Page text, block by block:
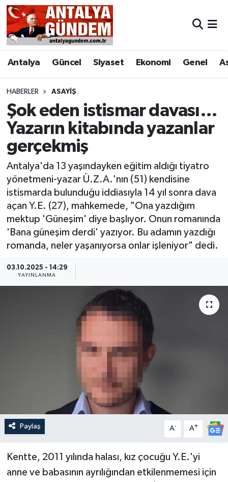
Antalya Güncel Siyaset Ekonomi Genel
HABERLER ASAYIŞ
Şok eden istismar davası…
Yazarın kitabında yazanlar
gerçekmiş
Antalya'da 13 yaşındayken eğitim aldığı tiyatro
yönetmeni-yazar Ü.Z.A.'nın (51) kendisine
istismarda bulunduğu iddiasıyla 14 yıl sonra dava
açan Y.E. (27), mahkemede, "Ona yazdığım
mektup 'Güneşim' diye başlıyor. Onun romanında
'Bana güneşim derdi' yazıyor. Bu adamın yazdığı
romanda, neler yaşanıyorsa onlar işleniyor" dedi.
03.10.2025 - 14:29
YAYINLANMA
Paylaş A- A+
Kentte, 2011 yılında halası, kız çocuğu Y.E.'yi
anne ve babasının ayrılığından etkilenmemesi için
Antalya
Asayiş
Bilim & Teknoloji
Bölge
EĞİTİM
Ekonomi
Genel
Görüntülü Haber
Güncel
Kültür & Sanat
Sağlık & Yaşam
Antalya Nöbetçi Eczaneler
Antalya Hava Durumu
Antalya Namaz Vakitleri
Antalya Trafik Yoğunluk Haritası
Süper Lig Puan Durumu ve Fikstür
Tüm Manşetler
Son Dakika Haberleri
Haber Arşivi